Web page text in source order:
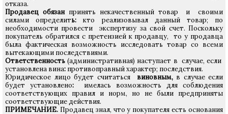
отказа.
Продавец обязан принять некачественный товар и своими
силами определить:кто реализовывал данный товар; по
необходимости провести экспертизу за свой счет. Поскольку
покупатель обратился с претензией к продавцу, то у продавца
была фактическая возможность исследовать товар со всеми
вытекающими последствиями.
Ответственность(административная) наступает в случае, если
установлена вина: противоправный характер; последствия.
Юридическое лицо будет считатьсявиновным, в случае если
будет установлено:
имелась возможность для соблюдения
соответствующих правил и норм, но не были предприняты
соответствующие действия.
ПРИМЕЧАНИЕ. Продавец знал, что у покупателя есть основания